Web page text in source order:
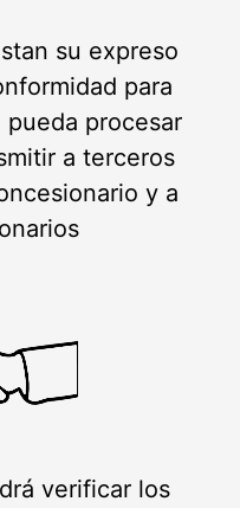
su expreso
para
procesar
a terceros
y a
verificar los